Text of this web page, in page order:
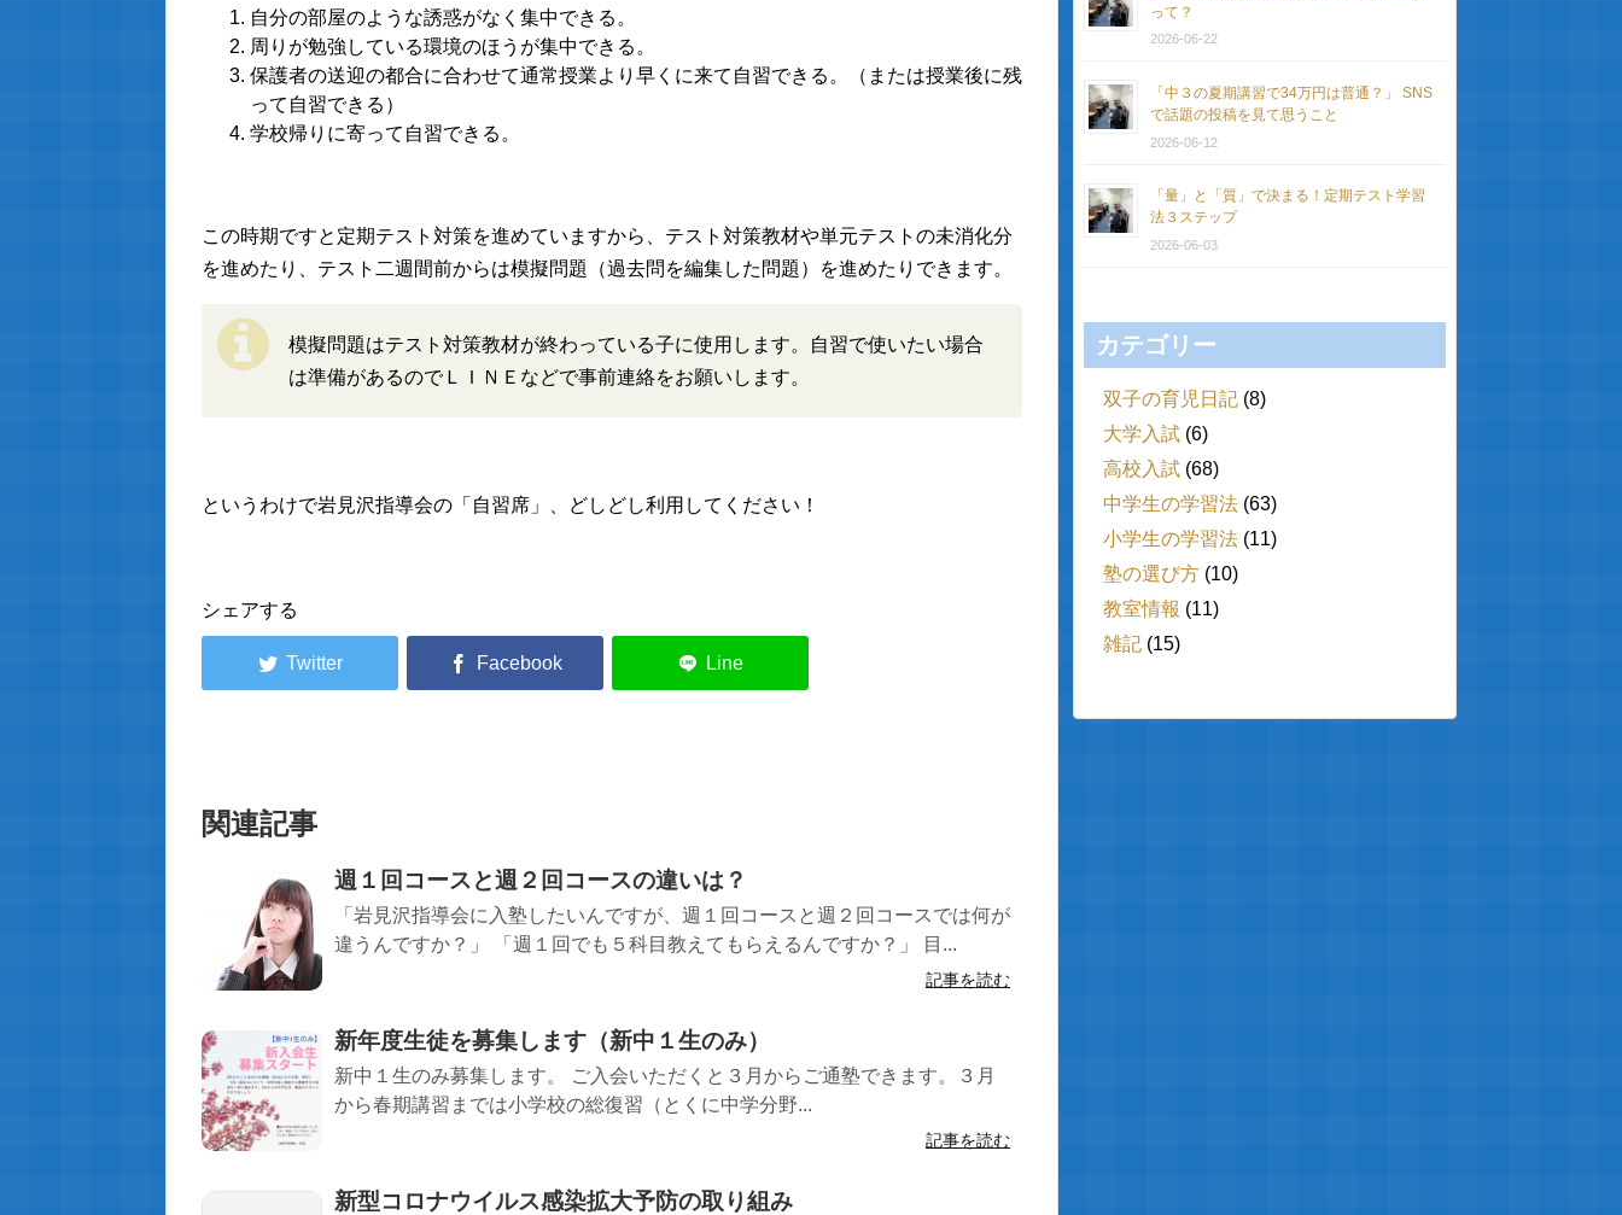
自分の部屋のような誘惑がなく集中できる。
周りが勉強している環境のほうが集中できる。
保護者の送迎の都合に合わせて通常授業より早くに来て自習できる。（または授業後に残
って自習できる）
学校帰りに寄って自習できる。
この時期ですと定期テスト対策を進めていますから、テスト対策教材や単元テストの未消化分
を進めたり、テスト二週間前からは模擬問題（過去問を編集した問題）を進めたりできます。
模擬問題はテスト対策教材が終わっている子に使用します。自習で使いたい場合
は準備があるのでＬＩＮＥなどで事前連絡をお願いします。
というわけで岩見沢指導会の「自習席」、どしどし利用してください！
シェアする
関連記事
週１回コースと週２回コースの違いは？
「岩見沢指導会に入塾したいんですが、週１回コースと週２回コースでは何が
違うんですか？」 「週１回でも５科目教えてもらえるんですか？」 目...
記事を読む
新年度生徒を募集します（新中１生のみ）
新中１生のみ募集します。 ご入会いただくと３月からご通塾できます。３月
から春期講習までは小学校の総復習（とくに中学分野...
記事を読む
新型コロナウイルス感染拡大予防の取り組み
って？
2026-06-22
「中３の夏期講習で34万円は普通？」 SNS
で話題の投稿を見て思うこと
2026-06-12
「量」と「質」で決まる！定期テスト学習
法３ステップ
2026-06-03
カテゴリー
双子の育児日記 (8)
大学入試 (6)
高校入試 (68)
中学生の学習法 (63)
小学生の学習法 (11)
塾の選び方 (10)
教室情報 (11)
雑記 (15)